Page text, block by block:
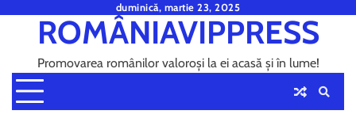
content
duminică, martie 23, 2025
ROMÂNIAVIPPRESS
Promovarea românilor valoroși la ei acasă și în lume!